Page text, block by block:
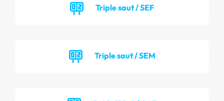
Triple saut / SEF
Triple saut / SEM